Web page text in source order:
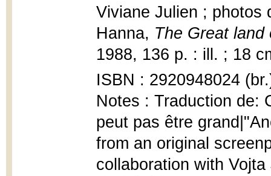
Viviane Julien ; photos
Hanna, The Great land
1988, 136 p. : ill. ; 18
ISBN : 2920948024
Notes : Traduction de:
peut pas être
from an original
collaboration with